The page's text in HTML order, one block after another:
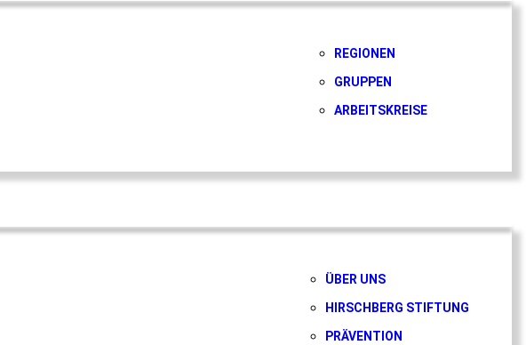
REGIONEN
GRUPPEN
ARBEITSKREISE
ÜBER UNS
HIRSCHBERG STIFTUNG
PRÄVENTION